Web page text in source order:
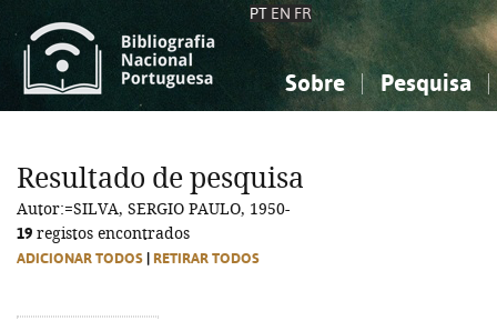
PT EN FR
Sobre Pesquisa
Ciências sociais...
Ciências sociais...
Resultado de pesquisa
Autor:=SILVA, SERGIO PAULO, 1950-
19 registos encontrados
ADICIONAR TODOS RETIRAR TODOS